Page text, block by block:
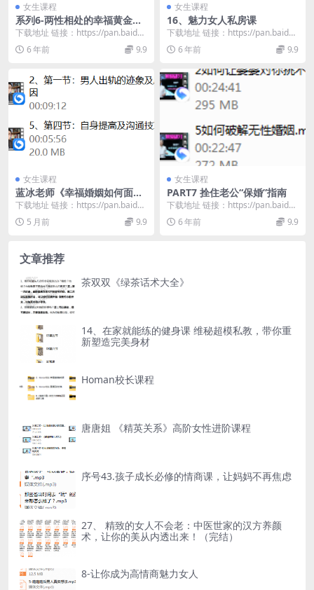
女生课程
系列6-两性相处的幸福黄金法
则：让你拥有 “零争吵 ”的完美
爱情。被宠成“公主”的女人，
都知道这些！
下载地址 链接：https://pan.baidu.
com/s/1JzZIiDd...
6 年前 9.9
女生课程
16、魅力女人私房课
下载地址 链接：https://pan.baidu.
com/s/1ZxXCDof...
6 年前 9.9
女生课程
蓝冰老师《幸福婚姻如何面对
男人背叛》
下载地址 链接：https://pan.baidu.
com/s/1REUNHRt...
5 月前 9.9
女生课程
PART7 拴住老公“保婚”指南
下载地址 链接：https://pan.baidu.
com/s/1XszCLlI...
6 年前 9.9
文章推荐
茶双双《绿茶话术大全》
14、在家就能练的健身课 维秘超模私教，带你重
新塑造完美身材
Homan校长课程
唐唐姐 《精英关系》高阶女性进阶课程
序号43.孩子成长必修的情商课，让妈妈不再焦虑
27、 精致的女人不会老：中医世家的汉方养颜
术，让你的美从内透出来！（完结）
8-让你成为高情商魅力女人